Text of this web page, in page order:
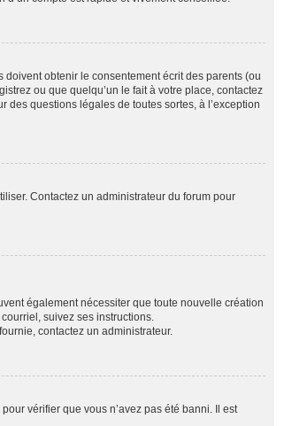
obtenir le consentement écrit des parents (ou
ou que quelqu’un le fait à votre place, contactez
questions légales de toutes sortes, à l’exception
Contactez un administrateur du forum pour
également nécessiter que toute nouvelle création
suivez ses instructions.
contactez un administrateur.
vérifier que vous n’avez pas été banni. Il est